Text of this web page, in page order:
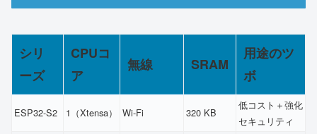
シリ
ーズ
CPUコ
ア
無線 SRAM
用途のツ
ボ
ESP32-S2 1（Xtensa） Wi-Fi 320 KB
低コスト＋強化
セキュリティ